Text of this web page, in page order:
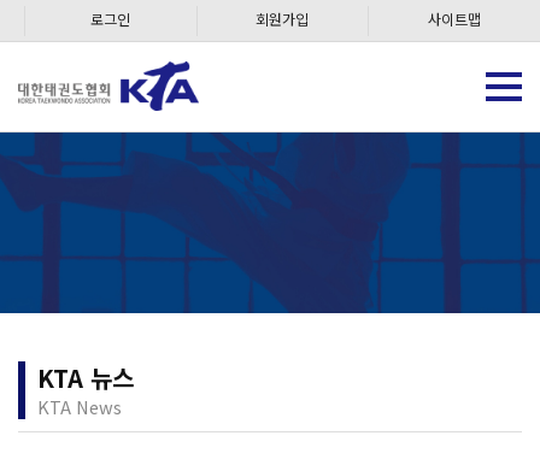
로그인 회원가입 사이트맵
KTA 뉴스
KTA News